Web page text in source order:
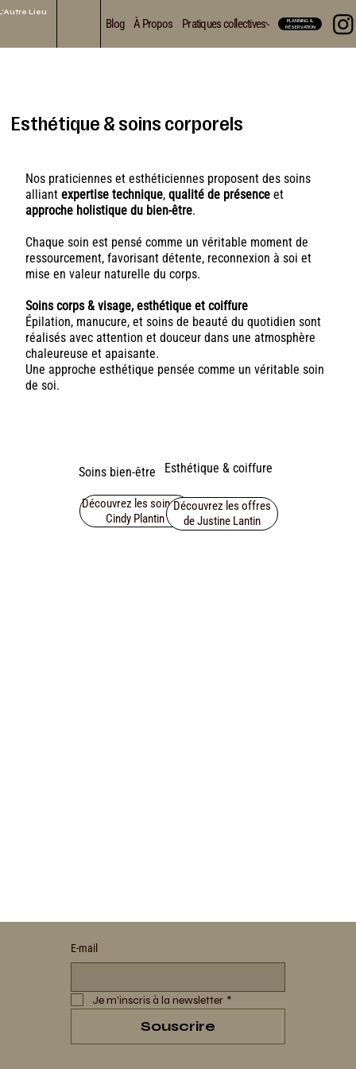
Lieu
Blog À Propos Pratiques collectives Soins &
PLANNING &
RÉSERVATION
Esthétique & soins corporels
Nos praticiennes et esthéticiennes proposent des soins
alliant expertise technique, qualité de présenceet
approche holistique du bien-être.
Chaque soin est pensé comme un véritable moment de
ressourcement, favorisant détente, reconnexion à soi et
mise en valeur naturelle du corps.
Soins corps & visage, esthétique et coiffure
Épilation, manucure, et soins de beauté du quotidien sont
réalisés avec attention et douceur dans une atmosphère
chaleureuse et apaisante.
Une approche esthétique pensée comme un véritable soin
de soi.
Soins bien-être
Découvrez les soins de
Cindy Plantin
Esthétique & coiffure
Découvrez les offres
de Justine Lantin
E‑mail
Je m'inscris à la newsletter *
Souscrire